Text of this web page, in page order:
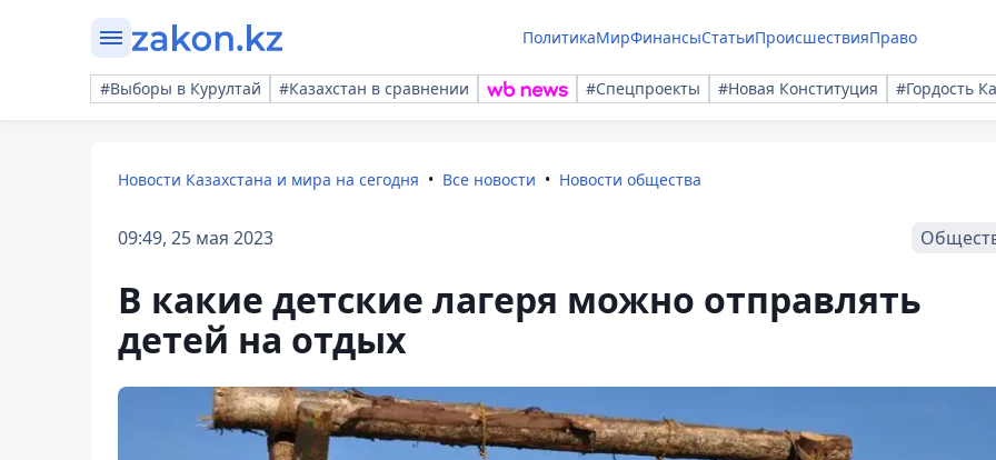
ПолитикаМирФинансыСтатьиПроисшествияПраво
#Выборы в Курултай #Казахстан в сравнении #Спецпроекты #Новая Конституция #Гордость
Новости Казахстана и мира на сегодня Все новости Новости общества
09:49, 25 мая 2023
В какие детские лагеря можно отправлять
детей на отдых